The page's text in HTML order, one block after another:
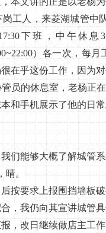
人，来菱湖城管中
下班，中午休息
）各一次，每
在乎这份工作，因为
的休息室，老杨正在
和手机展示了他的日常
能够大概了解城管系
。
要求上报围挡墙板破
，我仍向其宣讲城管
，改日继续做店主工